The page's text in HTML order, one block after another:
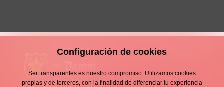
Configuración de cookies
Ser transparentes es nuestro compromiso. Utilizamos cookies
propias y de terceros, con la finalidad de diferenciar tu experiencia